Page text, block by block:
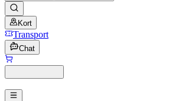
Kort
Transport
Chat